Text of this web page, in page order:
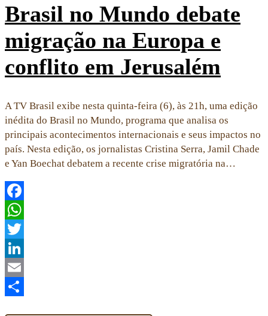
Brasil no Mundo debate
migração na Europa e
conflito em Jerusalém
A TV Brasil exibe nesta quinta-feira (6), às 21h, uma edição
inédita do Brasil no Mundo, programa que analisa os
principais acontecimentos internacionais e seus impactos no
país. Nesta edição, os jornalistas Cristina Serra, Jamil Chade
e Yan Boechat debatem a recente crise migratória na…
Facebook
WhatsApp
Twitter
LinkedIn
Email